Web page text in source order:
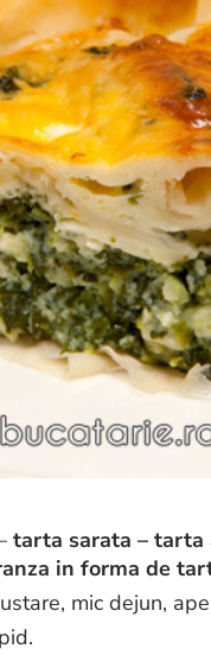
tarta sarata – tarta
in forma de
mic dejun,